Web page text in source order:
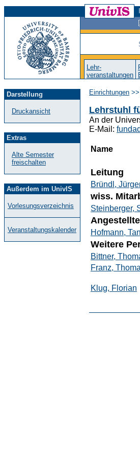
Lehr-
veranstaltungen
Darstellung
Druckansicht
Extras
Alte Semester
freischalten
Außerdem im UnivIS
Vorlesungsverzeichnis
Veranstaltungskalender
Einrichtungen >>
Lehrstuhl
An der
E-Mail:
Name
Leitung
Bründl,
wiss.
Steinberger,
Angestellte
Hofmann,
Weitere
Bittner,
Franz,
Klug, Florian